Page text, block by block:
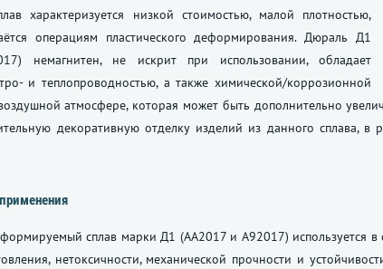
характеризуется низкой стоимостью, малой плотностью,
операциям пластического деформирования. Дюраль Д1
немагнитен, не искрит при использовании, обладает
и теплопроводностью, а также химической/коррозионной
атмосфере, которая может быть дополнительно
декоративную отделку изделий из данного сплава, в
сплав марки Д1 (АА2017 и А92017) используется в
нетоксичности, механической прочности и